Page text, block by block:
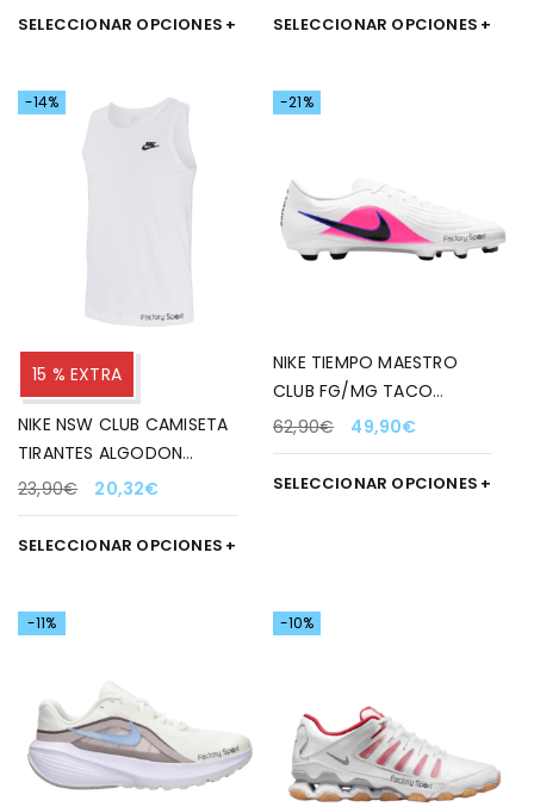
SELECCIONAR OPCIONES SELECCIONAR OPCIONES
-14%
15 % EXTRA
NIKE NSW CLUB CAMISETA
TIRANTES ALGODON
BLANCO PARA HOMBRE
23,90€ 20,32€
SELECCIONAR OPCIONES
-21%
NIKE TIEMPO MAESTRO
CLUB FG/MG TACO
BLANCO/AZUL/NEGRO
PARA NIÑOS
62,90€ 49,90€
SELECCIONAR OPCIONES
-11% -10%